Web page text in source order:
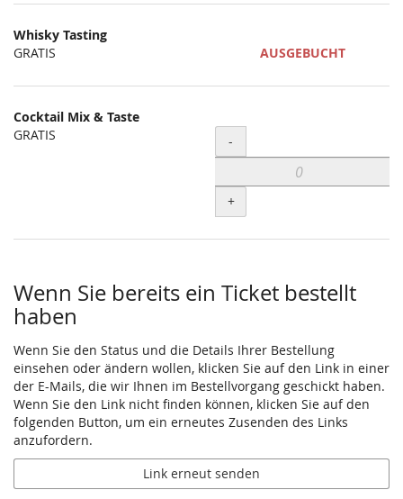
Whisky Tasting
GRATIS
AUSGEBUCHT
Cocktail Mix & Taste
GRATIS
Menge
-
+
Wenn Sie bereits ein Ticket bestellt
haben
Wenn Sie den Status und die Details Ihrer Bestellung
einsehen oder ändern wollen, klicken Sie auf den Link in einer
der E-Mails, die wir Ihnen im Bestellvorgang geschickt haben.
Wenn Sie den Link nicht finden können, klicken Sie auf den
folgenden Button, um ein erneutes Zusenden des Links
anzufordern.
Link erneut senden